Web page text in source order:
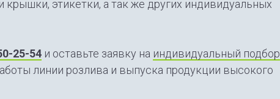
этикетки, а так же других индивидуальных
25-54 и оставьте заявку на индивидуальный подбор
линии розлива и выпуска продукции высокого